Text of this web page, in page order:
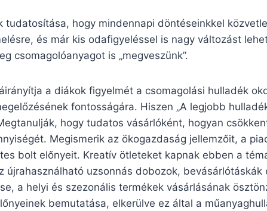
tudatosítása, hogy mindennapi döntéseinkkel
és már kis odafigyeléssel is nagy változást
csomagolóanyagot is „megveszünk”.
a diákok figyelmét a csomagolási hulladék
fontosságára. Hiszen „A legjobb
hogy tudatos vásárlóként, hogyan
Megismerik az ökogazdaság jellemzőit, a
bolt előnyeit. Kreatív ötleteket kapnak ebben a
újrahasználható uzsonnás dobozok, bevásárlótáskák
a helyi és szezonális termékek vásárlásának
bemutatása, elkerülve ez által a